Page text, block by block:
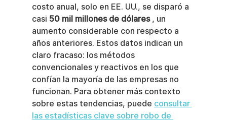
costo anual, solo en EE. UU., se disparó a
casi 50 mil millones de dólares , un
aumento considerable con respecto a
años anteriores. Estos datos indican un
claro fracaso: los métodos
convencionales y reactivos en los que
confían la mayoría de las empresas no
funcionan. Para obtener más contexto
sobre estas tendencias, puede consultar
las estadísticas clave sobre robo de